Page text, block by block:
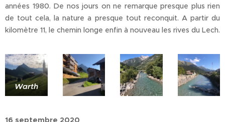
années 1980. De nos jours on ne remarque presque plus rien
de tout cela, la nature a presque tout reconquit. A partir du
kilomètre 11, le chemin longe enfin à nouveau les rives du Lech.
Warth
16 septembre 2020